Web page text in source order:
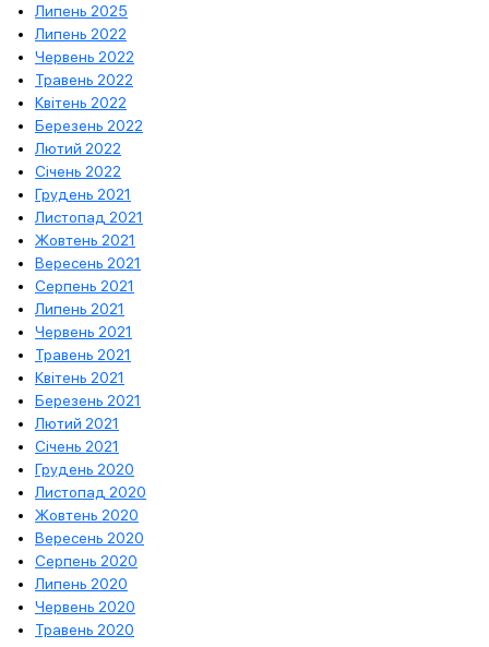
Липень 2025
Липень 2022
Червень 2022
Травень 2022
Квітень 2022
Березень 2022
Лютий 2022
Січень 2022
Грудень 2021
Листопад 2021
Жовтень 2021
Вересень 2021
Серпень 2021
Липень 2021
Червень 2021
Травень 2021
Квітень 2021
Березень 2021
Лютий 2021
Січень 2021
Грудень 2020
Листопад 2020
Жовтень 2020
Вересень 2020
Серпень 2020
Липень 2020
Червень 2020
Травень 2020